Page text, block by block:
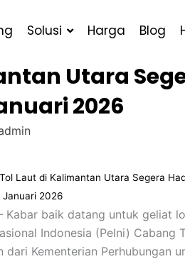
Solusi Harga Blog
Utara
2026
Laut di Kalimantan Utara Segera
Januari 2026
Kabar baik datang untuk geliat
Indonesia (Pelni) Cabang
dari Kementerian Perhubungan